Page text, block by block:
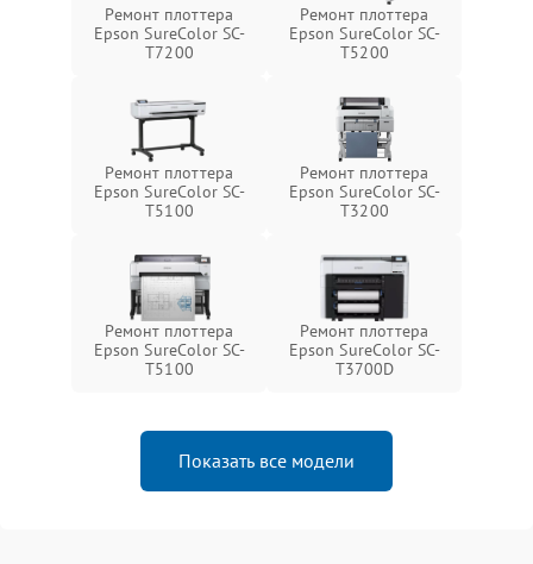
Ремонт плоттера
Epson SureColor SC-
T7200
Ремонт плоттера
Epson SureColor SC-
T5200
Ремонт плоттера
Epson SureColor SC-
T5100
Ремонт плоттера
Epson SureColor SC-
T3200
Ремонт плоттера
Epson SureColor SC-
T5100
Ремонт плоттера
Epson SureColor SC-
T3700D
Показать все модели